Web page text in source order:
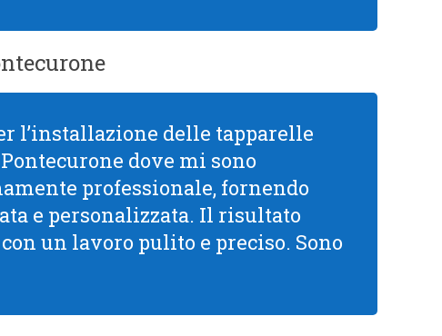
l’installazione delle tapparelle
dove mi sono
professionale, fornendo
e personalizzata. Il risultato
un lavoro pulito e preciso. Sono